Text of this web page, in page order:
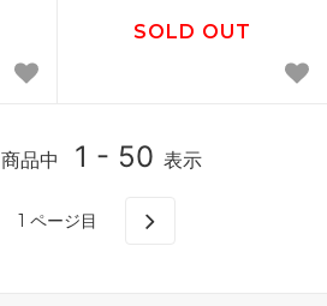
SOLD OUT
商品中 1 - 50 表示
1 ページ目